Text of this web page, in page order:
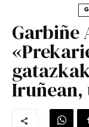
Garbiñe